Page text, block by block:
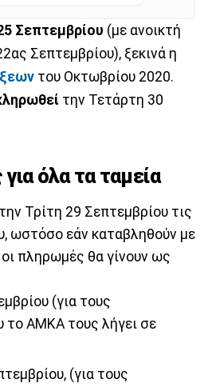
Σεπτεμβρίου (με ανοικτή
Σεπτεμβρίου), ξεκινά η
του Οκτωβρίου 2020.
την Τετάρτη 30
όλα τα ταμεία
Τρίτη 29 Σεπτεμβρίου τις
ωστόσο εάν καταβληθούν με
πληρωμές θα γίνουν ως
(για τους
το ΑΜΚΑ τους λήγει σε
(για τους